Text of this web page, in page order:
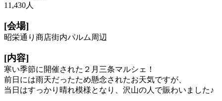
11,430人
[会場]
昭栄通り商店街内パルム周辺
[内容]
寒い季節に開催された２月三条マルシェ！
前日には雨天だったため懸念されたお天気ですが、
当日はすっかり晴れ模様となり、沢山の人で賑わいました♪